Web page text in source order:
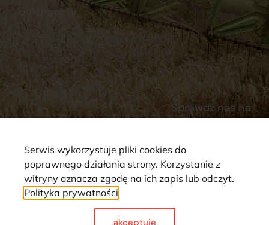
Dokumenty
Regulamin
Polityka prywatności
Reklamacje i zwroty
Dostawy
Płatności
Sprawdź nas na
Strona wykorzystuje pliki cookie. Wszystkie prawa zastrzeżone ©
Serwis wykorzystuje pliki cookies do
poprawnego działania strony. Korzystanie z
witryny oznacza zgodę na ich zapis lub odczyt.
Polityka prywatności
akceptuje